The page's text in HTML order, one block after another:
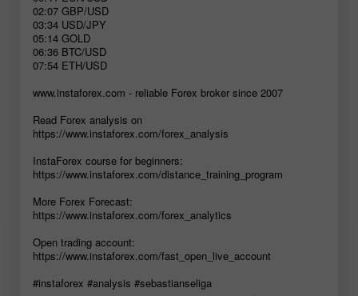
02:07 GBP/USD
03:34 USD/JPY
05:14 GOLD
06:36 BTC/USD
07:54 ETH/USD
www.instaforex.com - reliable Forex broker since 2007
Read Forex analysis on
https://www.instaforex.com/forex_analysis
InstaForex course for beginners:
https://www.instaforex.com/distance_training_program
More Forex Forecast:
https://www.instaforex.com/forex_analytics
Open trading account:
https://www.instaforex.com/fast_open_live_account
#instaforex #analysis #sebastianseliga